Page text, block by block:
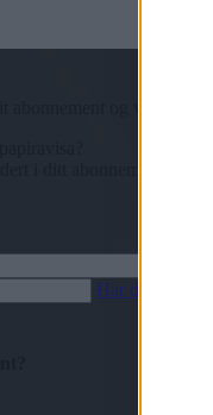
Har du gløymt